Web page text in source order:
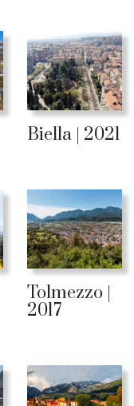
Biella | 2021
Tolmezzo |
2017